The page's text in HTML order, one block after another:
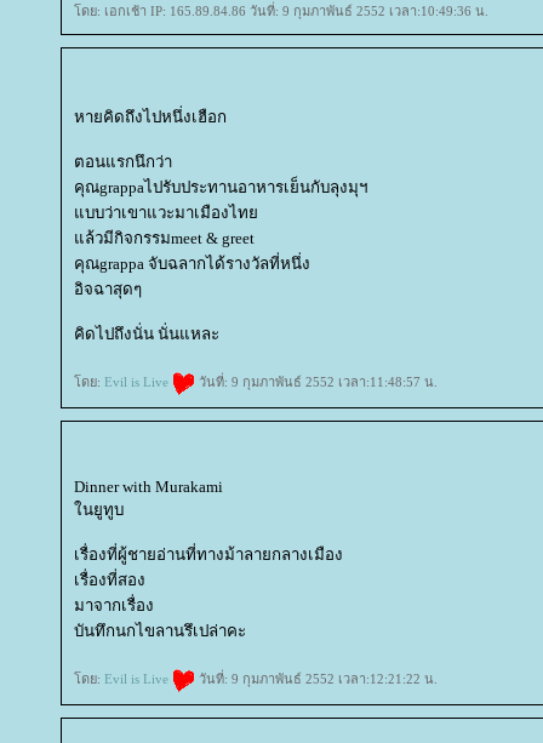
ดย: เอกเช้า IP: 165.89.84.86 วันที่: 9 กุมภาพันธ์ 2552 เวลา:10:49:36 น.
หายคิดถึงไปหนึ่งเฮือก
ตอนแรกนึกว่า
คุณgrappaไปรับประทานอาหารเย็นกับลุงมุฯ
บบว่าเขาแวะมาเมืองไท
ล้วมีกิจกรรมmeet & greet
คุณgrappa จับฉลากได้รางวัลที่หนึ่ง
อิจฉาสุดๆ
คิดไปถึงนั่น นั่นแหละ
ดย: Evil is Live วันที่: 9 กุมภาพันธ์ 2552 เวลา:11:48:57 น.
Dinner with Murakami
นยูทูบ
เรื่องที่ผู้ชายอ่านที่ทางม้าลายกลางเมือง
เรื่องที่สอง
มาจากเรื่อง
บันทึกนกไขลานรึเปล่าคะ
ดย: Evil is Live วันที่: 9 กุมภาพันธ์ 2552 เวลา:12:21:22 น.